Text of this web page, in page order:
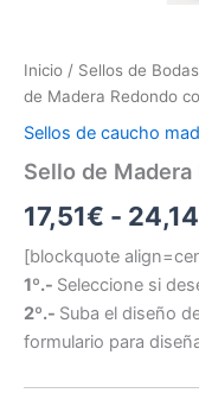
Inicio / Sellos de Bodas
de Madera Redondo
Sellos de caucho
Sello de
17,51€ - 24,14
[blockquote
1º.- Seleccione si
2º.- Suba el diseño
formulario para